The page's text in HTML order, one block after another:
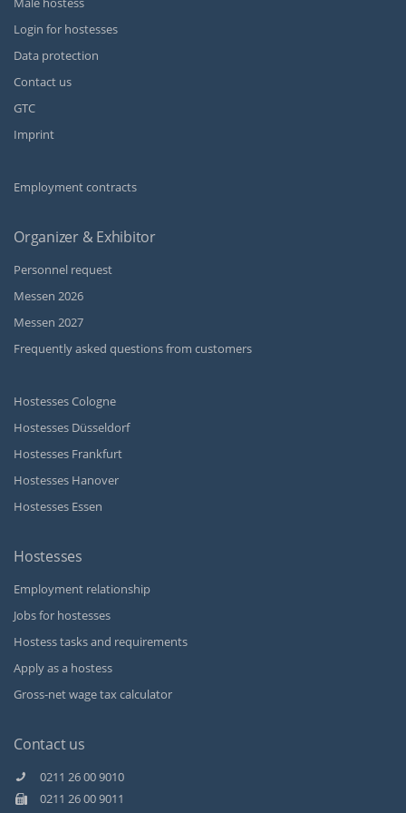
Login for hostesses
Data protection
Contact us
GTC
Imprint
Employment contracts
Organizer & Exhibitor
Personnel request
Messen 2026
Messen 2027
Frequently asked questions from customers
Hostesses Cologne
Hostesses Düsseldorf
Hostesses Frankfurt
Hostesses Hanover
Hostesses Essen
Hostesses
Employment relationship
Jobs for hostesses
Hostess tasks and requirements
Apply as a hostess
Gross-net wage tax calculator
Contact us
0211 26 00 9010
0211 26 00 9011